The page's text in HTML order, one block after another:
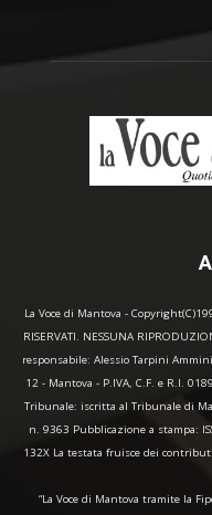
La Voce di Mantova -
RISERVATI. NESSUNA
responsabile: Alessio Tarpini
12 - Mantova - P.IVA, C.F. e R.I.
Tribunale: iscritta al Tribunale di
n. 9363 Pubblicazione a stampa:
132X La testata fruisce dei
“La Voce di Mantova tramite la